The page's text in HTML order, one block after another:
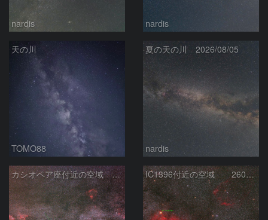
nardis nardis
天の川
TOMO88
夏の天の川 2026/08/05
nardis
カシオペア座付近の空域 260720 IC1396付近の空域 260720